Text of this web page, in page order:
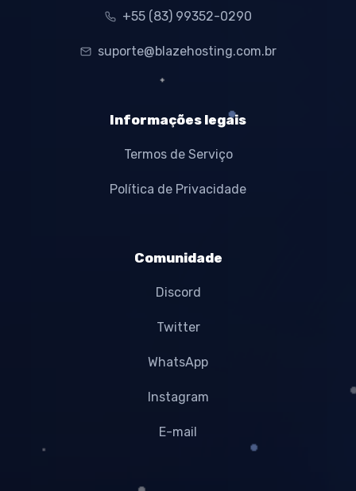
+55 (83) 99352-0290
suporte@blazehosting.com.br
Informações legais
Termos de Serviço
Política de Privacidade
Comunidade
Discord
Twitter
WhatsApp
Instagram
E-mail